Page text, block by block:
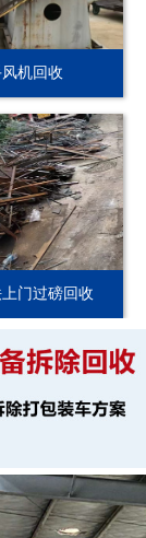
机回收
门过磅回收